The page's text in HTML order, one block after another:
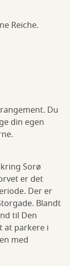
Reiche.
Du
din egen
Sorø
er det
Der er
Blandt
til Den
at parkere i
med